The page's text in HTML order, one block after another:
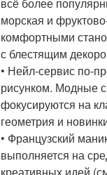
морская и
комфортными
с блестящим
• Нейл-сервис по-
рисунком. Модные
фокусируются на
геометрия и
• Французский
выполняется на